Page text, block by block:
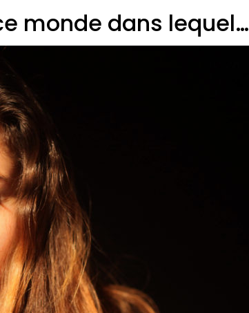
monde dans lequel…